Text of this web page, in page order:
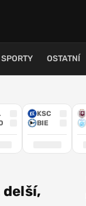
OSTATNÍ
KSC
BIE
delší,